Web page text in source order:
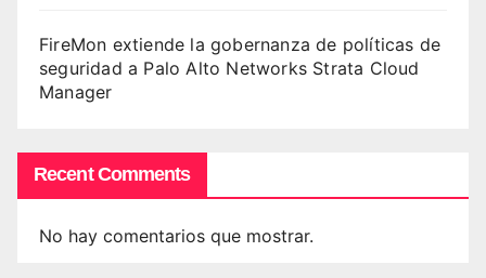
FireMon extiende la gobernanza de políticas de
seguridad a Palo Alto Networks Strata Cloud
Manager
Recent Comments
No hay comentarios que mostrar.